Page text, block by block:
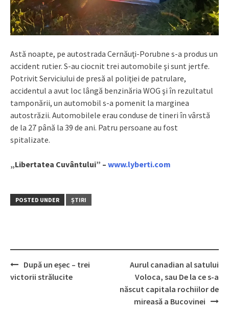
Astă noapte, pe autostrada Cernăuţi-Porubne s-a produs un
accident rutier. S-au ciocnit trei automobile şi sunt jertfe.
Potrivit Serviciului de presă al poliţiei de patrulare,
accidentul a avut loc lângă benzinăria WOG şi în rezultatul
tamponării, un automobil s-a pomenit la marginea
autostrăzii. Automobilele erau conduse de tineri în vârstă
de la 27 până la 39 de ani. Patru persoane au fost
spitalizate.
„Libertatea Cuvântului” – www.lyberti.com
POSTED UNDER ȘTIRI
Post
După un eșec – trei
victorii strălucite
Aurul canadian al satului
Voloca, sau De la ce s-a
născut capitala rochiilor de
mireasă a Bucovinei